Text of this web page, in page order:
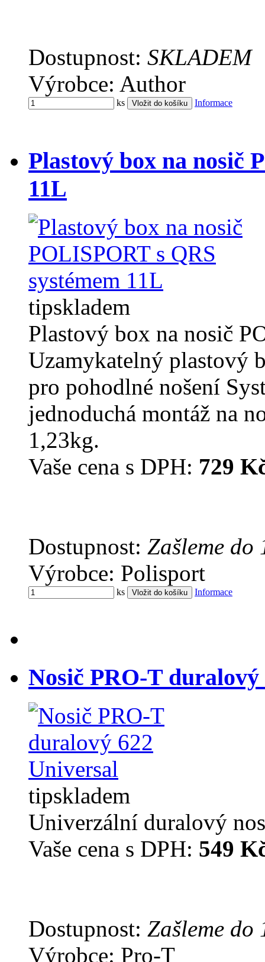
Dostupnost: SKLADEM
Výrobce: Author
ks Informace
Plastový box na nosič
11L
tipskladem
Plastový box na nosič
Uzamykatelný plastový
pro pohodlné nošení
jednoduchá montáž na
1,23kg.
Vaše cena s DPH: 729
Dostupnost: Zašleme do
Výrobce: Polisport
ks Informace
Nosič PRO-T
tipskladem
Univerzální duralový
Vaše cena s DPH: 549
Dostupnost: Zašleme do
Výrobce: Pro-T